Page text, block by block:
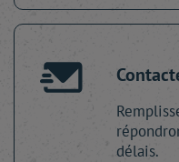
délais.